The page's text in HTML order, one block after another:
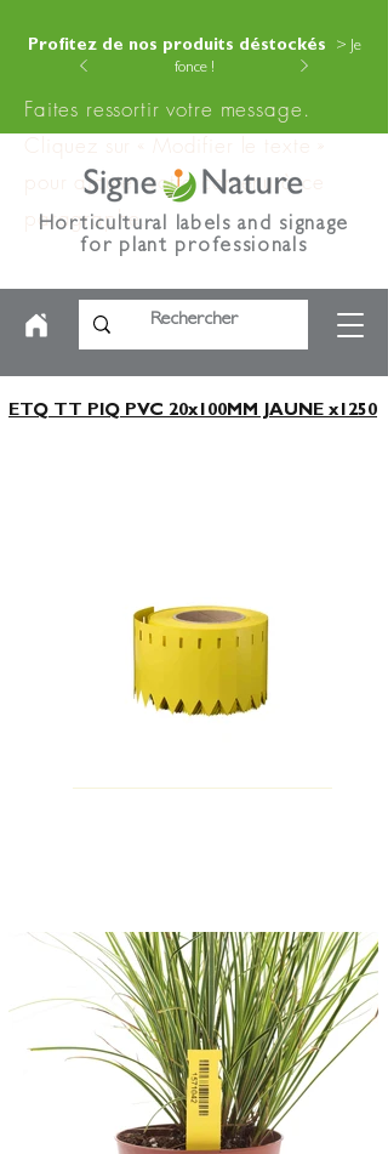
Profitez de nos produits déstockés
> Je
fonce !
Faites ressortir votre message.
Cliquez sur « Modifier le texte »
pour ajouter votre contenu à ce
paragraphe.
Horticultural labels and signage
for plant professionals
ETQ TT PIQ PVC 20x100MM JAUNE x1250